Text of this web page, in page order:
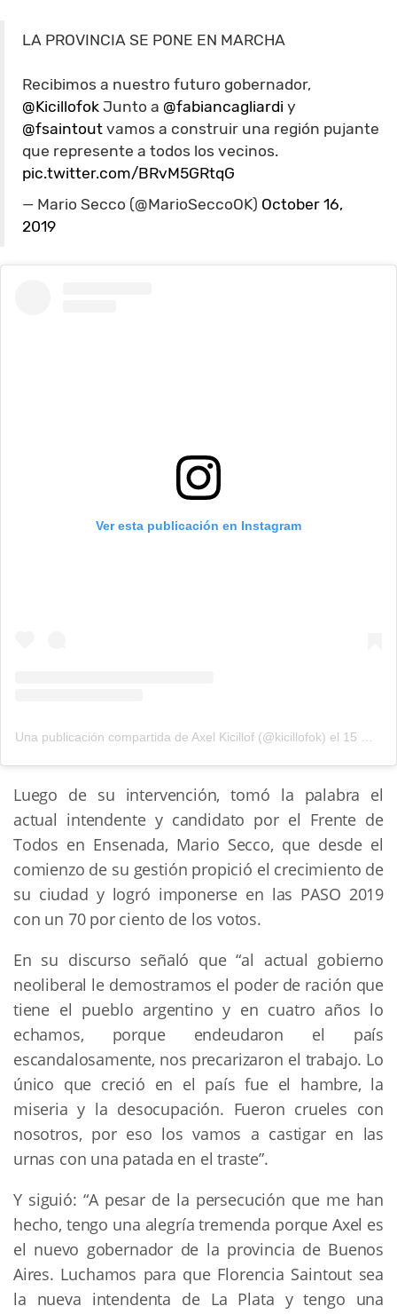
LA PROVINCIA SE PONE EN MARCHA
Recibimos a nuestro futuro gobernador,
@Kicillofok Junto a @fabiancagliardi y
@fsaintout vamos a construir una región pujante
que represente a todos los vecinos.
pic.twitter.com/BRvM5GRtqG
— Mario Secco (@MarioSeccoOK) October 16,
2019
Ver esta publicación en Instagram
Una publicación compartida de Axel Kicillof (@kicillofok) el 15 Oct, 2019 a las 5:27 PDT
Luego de su intervención, tomó la palabra el
actual intendente y candidato por el Frente de
Todos en Ensenada, Mario Secco, que desde el
comienzo de su gestión propició el crecimiento de
su ciudad y logró imponerse en las PASO 2019
con un 70 por ciento de los votos.
En su discurso señaló que “al actual gobierno
neoliberal le demostramos el poder de ración que
tiene el pueblo argentino y en cuatro años lo
echamos, porque endeudaron el país
escandalosamente, nos precarizaron el trabajo. Lo
único que creció en el país fue el hambre, la
miseria y la desocupación. Fueron crueles con
nosotros, por eso los vamos a castigar en las
urnas con una patada en el traste”.
Y siguió: “A pesar de la persecución que me han
hecho, tengo una alegría tremenda porque Axel es
el nuevo gobernador de la provincia de Buenos
Aires. Luchamos para que Florencia Saintout sea
la nueva intendenta de La Plata y tengo una